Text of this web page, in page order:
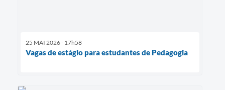
25 MAI 2026 - 17h58
Vagas de estágio para estudantes de Pedagogia